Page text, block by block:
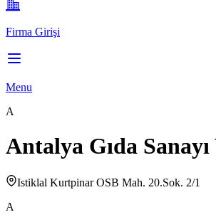
Firma Girişi
Menu
A
Antalya Gıda Sanayı
Istiklal Kurtpinar OSB Mah. 20.Sok. 2/1
A